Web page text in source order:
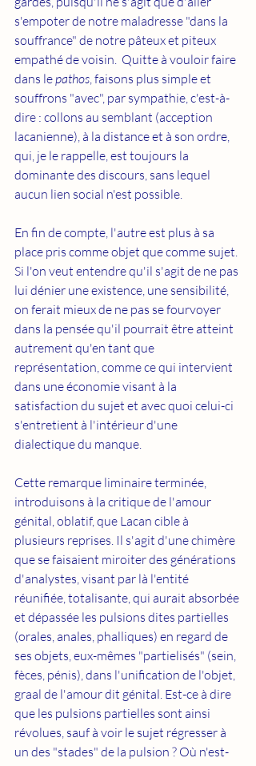
s'empoter de notre maladresse "dans la
souffrance" de notre pâteux et piteux
empathé de voisin.  Quitte à vouloir faire
dans le pathos, faisons plus simple et
souffrons "avec", par sympathie, c'est-à-
dire : collons au semblant (acception
lacanienne), à la distance et à son ordre,
qui, je le rappelle, est toujours la
dominante des discours, sans lequel
aucun lien social n'est possible.
En fin de compte, l'autre est plus à sa
place pris comme objet que comme sujet.
Si l'on veut entendre qu'il s'agit de ne pas
lui dénier une existence, une sensibilité,
on ferait mieux de ne pas se fourvoyer
dans la pensée qu'il pourrait être atteint
autrement qu'en tant que
représentation, comme ce qui intervient
dans une économie visant à la
satisfaction du sujet et avec quoi celui-ci
s'entretient à l'intérieur d'une
dialectique du manque.
Cette remarque liminaire terminée,
introduisons à la critique de l'amour
génital, oblatif, que Lacan cible à
plusieurs reprises. Il s'agit d'une chimère
que se faisaient miroiter des générations
d'analystes, visant par là l'entité
réunifiée, totalisante, qui aurait absorbée
et dépassée les pulsions dites partielles
(orales, anales, phalliques) en regard de
ses objets, eux-mêmes "partielisés" (sein,
fèces, pénis), dans l'unification de l'objet,
graal de l'amour dit génital. Est-ce à dire
que les pulsions partielles sont ainsi
révolues, sauf à voir le sujet régresser à
un des "stades" de la pulsion ? Où n'est-